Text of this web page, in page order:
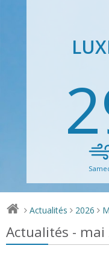
> Actualités > 2026 >
Actualités - mai